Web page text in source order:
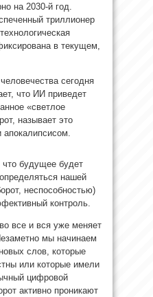
на 2030-й год.
триллионер
в текущем,
сегодня
что ИИ приведет
«светлое
называет это
что будущее будет
нашей
неспособностью)
контроль.
все и вся уже меняет
мы начинаем
слов, которые
или которые имели
цифровой
активно проникают